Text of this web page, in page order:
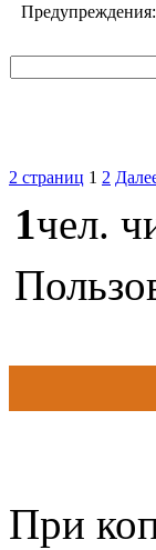
Предупреждения:
2 страниц 1 2
1чел.
При